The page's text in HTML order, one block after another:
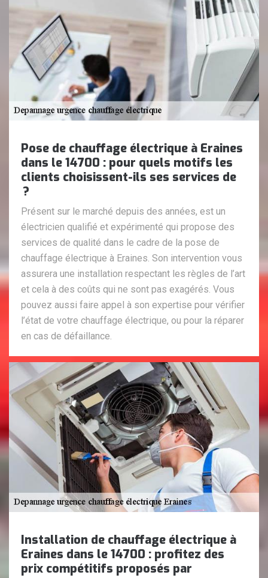
Pose de chauffage électrique à Eraines
dans le 14700 : pour quels motifs les
clients choisissent-ils ses services de
?
Présent sur le marché depuis des années, est un
électricien qualifié et expérimenté qui propose des
services de qualité dans le cadre de la pose de
chauffage électrique à Eraines. Son intervention vous
assurera une installation respectant les règles de l’art
et cela à des coûts qui ne sont pas exagérés. Vous
pouvez aussi faire appel à son expertise pour vérifier
l’état de votre chauffage électrique, ou pour la réparer
en cas de défaillance.
Installation de chauffage électrique à
Eraines dans le 14700 : profitez des
prix compétitifs proposés par